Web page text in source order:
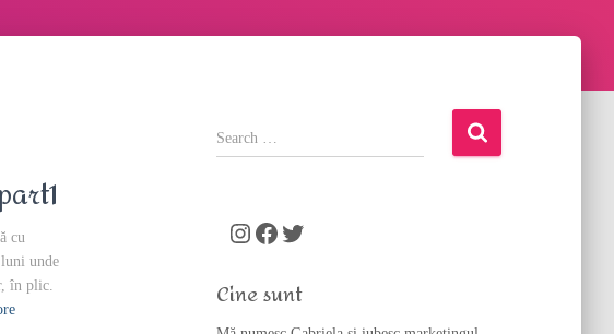
cu
unde
în plic.
S
e
o
Instagram Facebook Twitter
Cine sunt